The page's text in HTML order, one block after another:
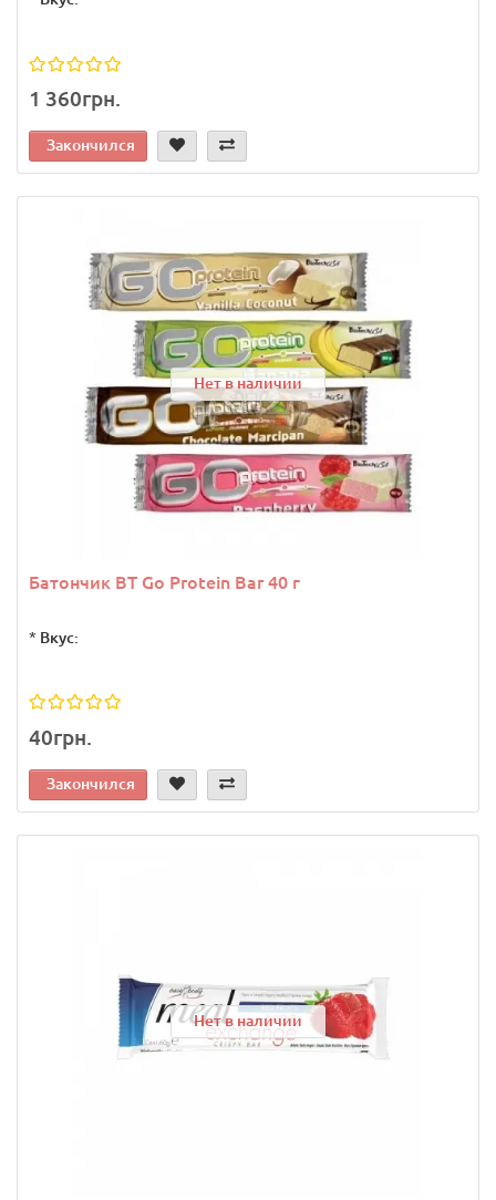
1 360грн.
Закончился
Нет в наличии
Батончик BT Go Protein Bar 40 г
* Вкус:
40грн.
Закончился
Нет в наличии